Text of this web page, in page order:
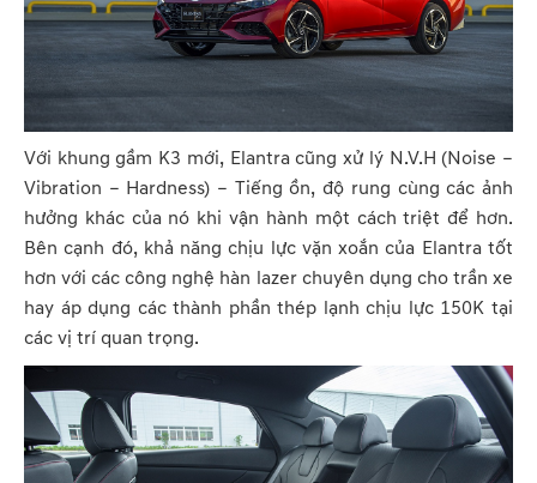
Với khung gầm K3 mới, Elantra cũng xử lý N.V.H (Noise –
Vibration – Hardness) – Tiếng ồn, độ rung cùng các ảnh
hưởng khác của nó khi vận hành một cách triệt để hơn.
Bên cạnh đó, khả năng chịu lực vặn xoắn của Elantra tốt
hơn với các công nghệ hàn lazer chuyên dụng cho trần xe
hay áp dụng các thành phần thép lạnh chịu lực 150K tại
các vị trí quan trọng.